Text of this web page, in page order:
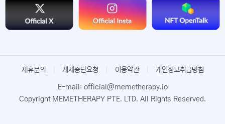
제휴문의 게재중단요청 이용약관 개인정보취급방침
E-mail: official@memetherapy.io
Copyright MEMETHERAPY PTE. LTD. All Rights Reserved.